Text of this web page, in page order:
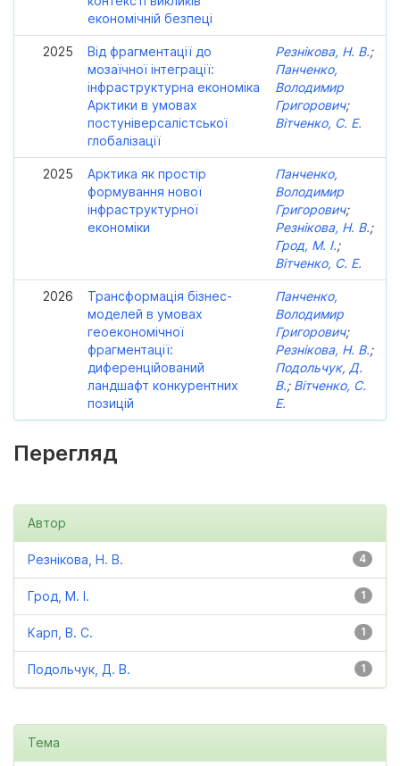
економічній безпеці
2025
Від фрагментації до
мозаїчної інтеграції:
інфраструктурна економіка
Арктики в умовах
постуніверсалістської
глобалізації
Резнікова, Н. В.;
Панченко,
Володимир
Григорович;
Вітченко, С. Е.
2025
Арктика як простір
формування нової
інфраструктурної
економіки
Панченко,
Володимир
Григорович;
Резнікова, Н. В.;
Грод, М. І.;
Вітченко, С. Е.
2026
Трансформація бізнес-
моделей в умовах
геоекономічної
фрагментації:
диференційований
ландшафт конкурентних
позицій
Панченко,
Володимир
Григорович;
Резнікова, Н. В.;
Подольчук, Д.
В.; Вітченко, С.
Е.
Перегляд
Автор
4
Резнікова, Н. В.
1
Грод, М. І.
1
Карп, В. С.
1
Подольчук, Д. В.
Тема